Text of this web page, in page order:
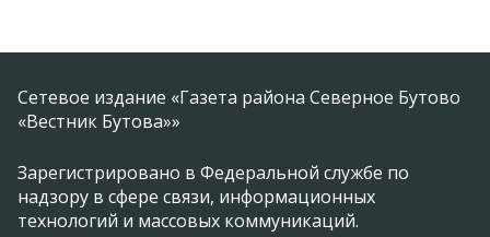
Сетевое издание «Газета района Северное Бутово
«Вестник Бутова»»
Зарегистрировано в Федеральной службе по
надзору в сфере связи, информационных
технологий и массовых коммуникаций.